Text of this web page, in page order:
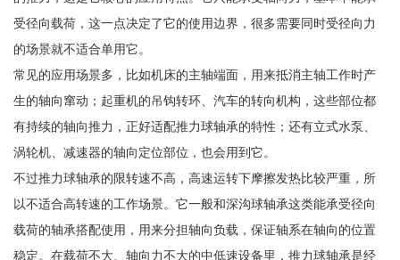
受径向载荷，这一点决定了它的使用边界，很多需要同时受径向力
的场景就不适合单用它。
常见的应用场景多，比如机床的主轴端面，用来抵消主轴工作时产
生的轴向窜动；起重机的吊钩转环、汽车的转向机构，这些部位都
有持续的轴向推力，正好适配推力球轴承的特性；还有立式水泵、
涡轮机、减速器的轴向定位部位，也会用到它。
不过推力球轴承的限转速不高，高速运转下摩擦发热比较严重，所
以不适合高转速的工作场景。它一般和深沟球轴承这类能承受径向
载荷的轴承搭配使用，用来分担轴向负载，保证轴系在轴向的位置
稳定。在载荷不大、轴向力不大的中低速设备里，推力球轴承是经